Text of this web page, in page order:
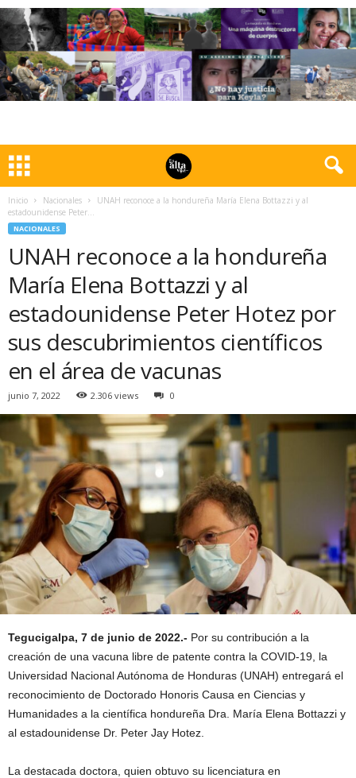
Inicio Nacionales
UNAH reconoce a la hondureña María Elena Bottazzi y al
estadounidense Peter...
NACIONALES
UNAH reconoce a la hondureña
María Elena Bottazzi y al
estadounidense Peter Hotez por
sus descubrimientos científicos
en el área de vacunas
junio 7, 2022 2.306 views 0
Tegucigalpa, 7 de junio de 2022.- Por su contribución a la
creación de una vacuna libre de patente contra la COVID-19, la
Universidad Nacional Autónoma de Honduras (UNAH) entregará el
reconocimiento de Doctorado Honoris Causa en Ciencias y
Humanidades a la científica hondureña Dra. María Elena Bottazzi y
al estadounidense Dr. Peter Jay Hotez.
La destacada doctora, quien obtuvo su licenciatura en